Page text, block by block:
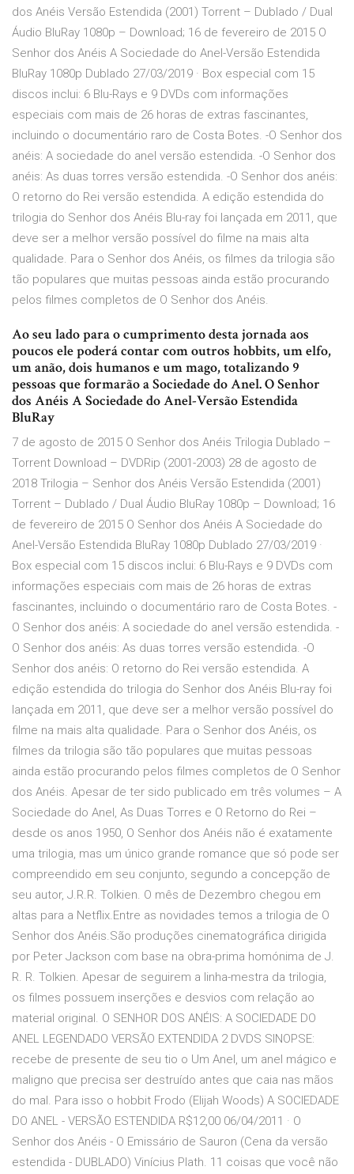
dos Anéis Versão Estendida (2001) Torrent – Dublado / Dual
Áudio BluRay 1080p – Download; 16 de fevereiro de 2015 O
Senhor dos Anéis A Sociedade do Anel-Versão Estendida
BluRay 1080p Dublado 27/03/2019 · Box especial com 15
discos inclui: 6 Blu-Rays e 9 DVDs com informações
especiais com mais de 26 horas de extras fascinantes,
incluindo o documentário raro de Costa Botes. -O Senhor dos
anéis: A sociedade do anel versão estendida. -O Senhor dos
anéis: As duas torres versão estendida. -O Senhor dos anéis:
O retorno do Rei versão estendida. A edição estendida do
trilogia do Senhor dos Anéis Blu-ray foi lançada em 2011, que
deve ser a melhor versão possível do filme na mais alta
qualidade. Para o Senhor dos Anéis, os filmes da trilogia são
tão populares que muitas pessoas ainda estão procurando
pelos filmes completos de O Senhor dos Anéis.
Ao seu lado para o cumprimento desta jornada aos
poucos ele poderá contar com outros hobbits, um elfo,
um anão, dois humanos e um mago, totalizando 9
pessoas que formarão a Sociedade do Anel. O Senhor
dos Anéis A Sociedade do Anel-Versão Estendida
BluRay
7 de agosto de 2015 O Senhor dos Anéis Trilogia Dublado –
Torrent Download – DVDRip (2001-2003) 28 de agosto de
2018 Trilogia – Senhor dos Anéis Versão Estendida (2001)
Torrent – Dublado / Dual Áudio BluRay 1080p – Download; 16
de fevereiro de 2015 O Senhor dos Anéis A Sociedade do
Anel-Versão Estendida BluRay 1080p Dublado 27/03/2019 ·
Box especial com 15 discos inclui: 6 Blu-Rays e 9 DVDs com
informações especiais com mais de 26 horas de extras
fascinantes, incluindo o documentário raro de Costa Botes. -
O Senhor dos anéis: A sociedade do anel versão estendida. -
O Senhor dos anéis: As duas torres versão estendida. -O
Senhor dos anéis: O retorno do Rei versão estendida. A
edição estendida do trilogia do Senhor dos Anéis Blu-ray foi
lançada em 2011, que deve ser a melhor versão possível do
filme na mais alta qualidade. Para o Senhor dos Anéis, os
filmes da trilogia são tão populares que muitas pessoas
ainda estão procurando pelos filmes completos de O Senhor
dos Anéis. Apesar de ter sido publicado em três volumes – A
Sociedade do Anel, As Duas Torres e O Retorno do Rei –
desde os anos 1950, O Senhor dos Anéis não é exatamente
uma trilogia, mas um único grande romance que só pode ser
compreendido em seu conjunto, segundo a concepção de
seu autor, J.R.R. Tolkien. O mês de Dezembro chegou em
altas para a Netflix.Entre as novidades temos a trilogia de O
Senhor dos Anéis.São produções cinematográfica dirigida
por Peter Jackson com base na obra-prima homónima de J.
R. R. Tolkien. Apesar de seguirem a linha-mestra da trilogia,
os filmes possuem inserções e desvios com relação ao
material original. O SENHOR DOS ANÉIS: A SOCIEDADE DO
ANEL LEGENDADO VERSÃO EXTENDIDA 2 DVDS SINOPSE:
recebe de presente de seu tio o Um Anel, um anel mágico e
maligno que precisa ser destruído antes que caia nas mãos
do mal. Para isso o hobbit Frodo (Elijah Woods) A SOCIEDADE
DO ANEL - VERSÃO ESTENDIDA R$12,00 06/04/2011 · O
Senhor dos Anéis - O Emissário de Sauron (Cena da versão
estendida - DUBLADO) Vinícius Plath. 11 coisas que você não